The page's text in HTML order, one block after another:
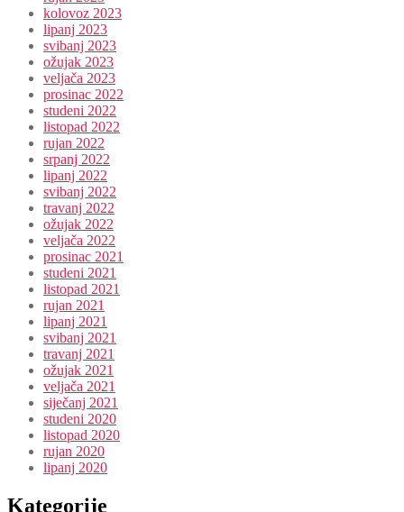
kolovoz 2023
lipanj 2023
svibanj 2023
ožujak 2023
veljača 2023
prosinac 2022
studeni 2022
listopad 2022
rujan 2022
srpanj 2022
lipanj 2022
svibanj 2022
travanj 2022
ožujak 2022
veljača 2022
prosinac 2021
studeni 2021
listopad 2021
rujan 2021
lipanj 2021
svibanj 2021
travanj 2021
ožujak 2021
veljača 2021
siječanj 2021
studeni 2020
listopad 2020
rujan 2020
lipanj 2020
Kategorije